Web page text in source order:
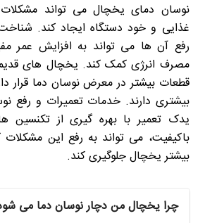
نوسان دمای یخچال می تواند مشکلات
غذایی و خود دستگاه ایجاد کند.
رفع آن ها می تواند به افزایش عمر
مصرف انرژی کمک کند. یخچال های
قطعات بیشتر در معرض نوسان دما قرار
بیشتری دارند. خدمات تعمیرات و رفع
یدک تعمیر با بهره گیری از
باکیفیت، می تواند به رفع این
بیشتر یخچال جلوگیری کند.
چرا یخچال من دچار نوسان دما می